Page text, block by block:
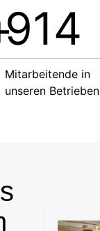
914
Mitarbeitende in
unseren Betrieben